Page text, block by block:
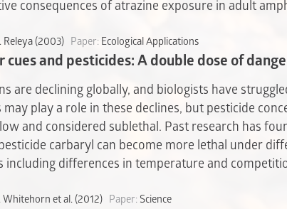
consequences of atrazine exposure in adult
Releya (2003) Paper: Ecological Applications
cues and pesticides: A double dose of
are declining globally, and biologists have
may play a role in these declines, but pesticide
and considered sublethal. Past research has
carbaryl can become more lethal under
including differences in temperature and
Whitehorn et al. (2012) Paper: Science